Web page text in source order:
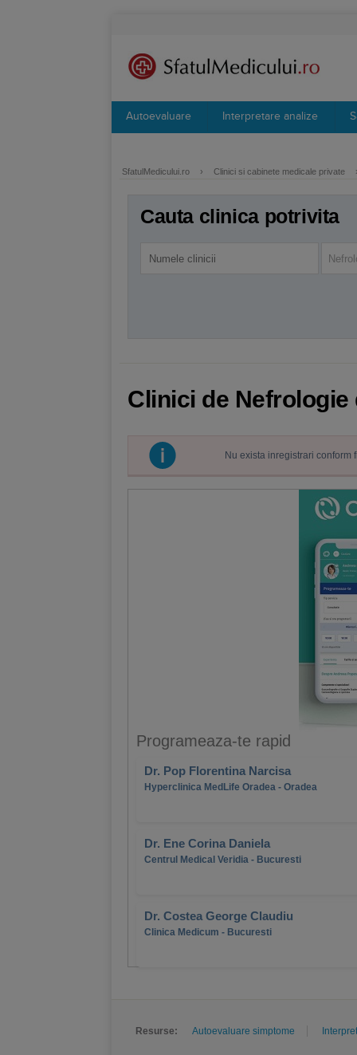
Autoevaluare Interpretare analize
SfatulMedicului.ro › Clinici si cabinete medicale private
Cauta clinica potrivita
Clinici de
Nu exista inregistrari
Programeaza-te rapid
Dr. Pop Florentina Narcisa
Hyperclinica MedLife Oradea - Oradea
Dr. Ene Corina Daniela
Centrul Medical Veridia - Bucuresti
Dr. Costea George Claudiu
Clinica Medicum - Bucuresti
Resurse: Autoevaluare simptome